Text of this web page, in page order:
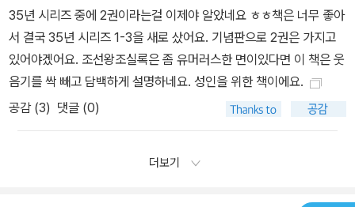
35년 시리즈 중에 2권이라는걸 이제야 알았네요 ㅎㅎ책은 너무 좋아
서 결국 35년 시리즈 1-3을 새로 샀어요. 기념판으로 2권은 가지고
있어야겠어요. 조선왕조실록은 좀 유머러스한 면이있다면 이 책은 웃
음기를 싹 빼고 담백하게 설명하네요. 성인을 위한 책이에요.
공감 (3) 댓글 (0)
더보기